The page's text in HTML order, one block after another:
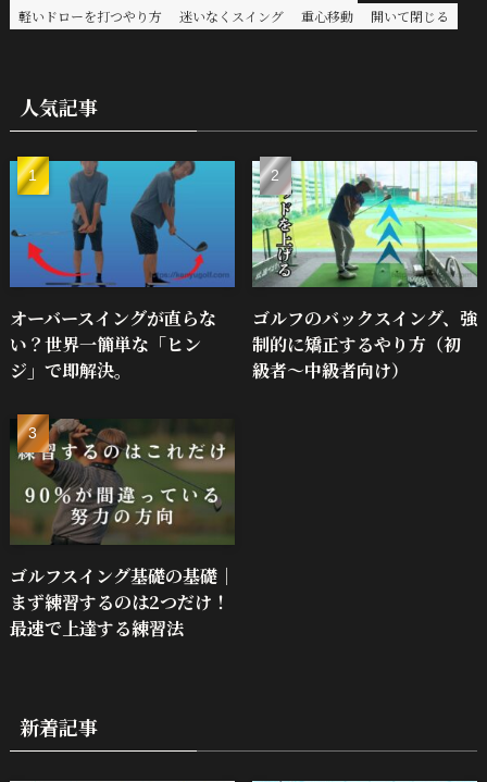
軽いドローを打つやり方
迷いなくスイング 重心移動 開いて閉じる
人気記事
オーバースイングが直らな
い？世界一簡単な「ヒン
ジ」で即解決。
ゴルフのバックスイング、強
制的に矯正するやり方（初
級者～中級者向け）
ゴルフスイング基礎の基礎｜
まず練習するのは2つだけ！
最速で上達する練習法
新着記事